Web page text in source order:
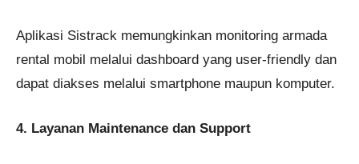
Aplikasi Sistrack memungkinkan monitoring armada
rental mobil melalui dashboard yang user-friendly dan
dapat diakses melalui smartphone maupun komputer.
4. Layanan Maintenance dan Support